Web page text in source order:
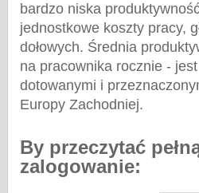
bardzo niska
jednostkowe koszty pracy,
dołowych. Średnia
na pracownika rocznie -
dotowanymi i
Europy Zachodniej.
By przeczytać
zalogowanie: